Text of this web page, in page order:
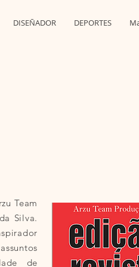
DISEÑADOR DEPORTES
Team
Silva.
de